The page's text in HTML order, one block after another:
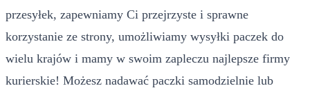
przesyłek, zapewniamy Ci przejrzyste i sprawne
korzystanie ze strony, umożliwiamy wysyłki paczek do
wielu krajów i mamy w swoim zapleczu najlepsze firmy
kurierskie! Możesz nadawać paczki samodzielnie lub